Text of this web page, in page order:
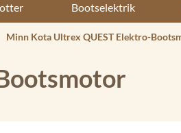
Bootselektrik
Minn Kota Ultrex QUEST Elektro-